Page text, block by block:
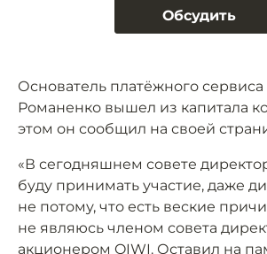
Обсудить
Основатель платёжного
Романенко вышел из капитала
этом он сообщил на своей
«В сегодняшнем совете
буду принимать участие, даже
не потому, что есть веские
не являюсь членом совета
акционером QIWI. Оставил на